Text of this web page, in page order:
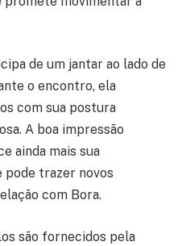
de um jantar ao lado de
o encontro, ela
com sua postura
A boa impressão
ainda mais sua
pode trazer novos
com Bora.
são fornecidos pela